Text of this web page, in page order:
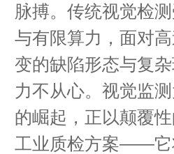
脉搏。传统视觉检
与有限算力，面对
变的缺陷形态与复
力不从心。视觉监
的崛起，正以颠覆
工业质检方案——它